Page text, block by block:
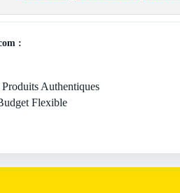
:
Authentiques
Flexible